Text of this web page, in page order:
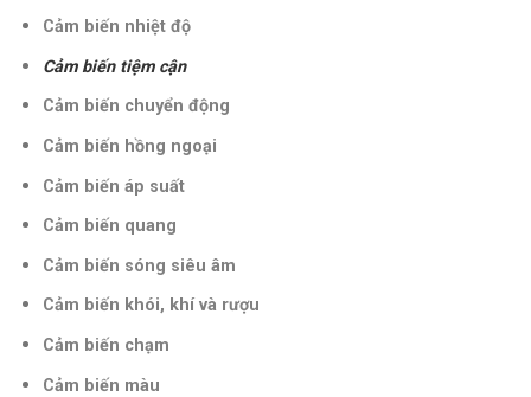
Cảm biến nhiệt độ
Cảm biến tiệm cận
Cảm biến chuyển động
Cảm biến hồng ngoại
Cảm biến áp suất
Cảm biến quang
Cảm biến sóng siêu âm
Cảm biến khói, khí và rượu
Cảm biến chạm
Cảm biến màu